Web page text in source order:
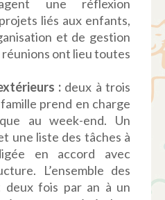
une réflexion
liés aux enfants,
et de gestion
ont lieu toutes
:deux à trois
prend en charge
au week-end. Un
une liste des tâches à
en accord avec
L’ensemble des
deux fois par an à un